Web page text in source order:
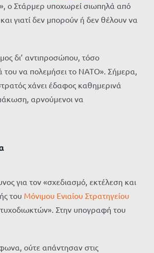
ο Στάρμερ υποχωρεί σιωπηλά από
γιατί δεν μπορούν ή δεν θέλουν να
δι’ αντιπροσώπου, τόσο
του να πολεμήσει το ΝΑΤΟ». Σήμερα,
χάνει έδαφος καθημερινά
αρνούμενοι να
για τον «σχεδιασμό, εκτέλεση και
του Μόνιμου Ενιαίου Στρατηγείου
τυχοδιωκτών». Στην υπογραφή του
ούτε απάντησαν στις